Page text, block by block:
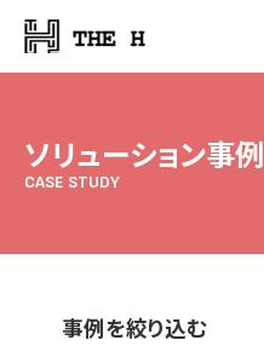
ソリューション事例
CASE STUDY
事例を絞り込む